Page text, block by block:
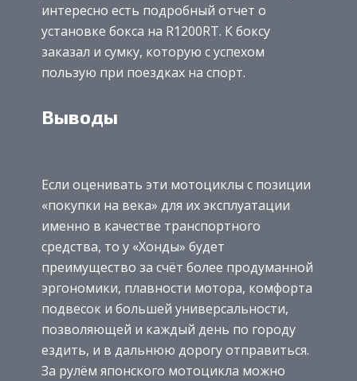
интересно есть подробный отчет о
установке бокса на R1200RT. К боксу
заказал и сумку, которую с успехом
пользую при поездках на спорт.
Выводы
Если оценивать эти мотоциклы с позиции
«покупки на века» для их эксплуатации
именно в качестве транспортного
средства, то у «Хонды» будет
преимущество за счёт более продуманной
эргономики, плавности мотора, комфорта
подвесок и большей универсальности,
позволяющей и каждый день по городу
ездить, и в дальнюю дорогу отправиться.
За рулём японского мотоцикла можно